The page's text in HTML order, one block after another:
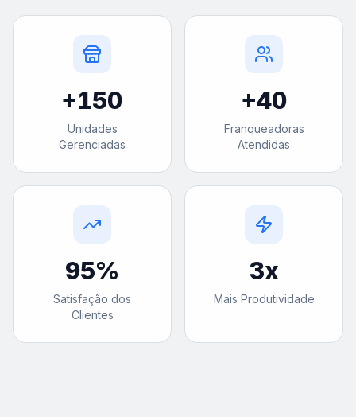
+150
Unidades
Gerenciadas
+40
Franqueadoras
Atendidas
95%
Satisfação dos
Clientes
3x
Mais Produtividade